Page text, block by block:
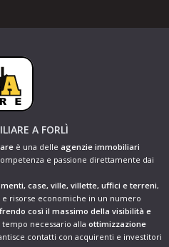
A FORLÌ
è una delle agenzie immobiliari
e passione direttamente dai
case, ville, villette, uffici e terreni,
risorse economiche in un numero
così il massimo della visibilità e
necessario alla ottimizzazione
contatti con acquirenti e investitori